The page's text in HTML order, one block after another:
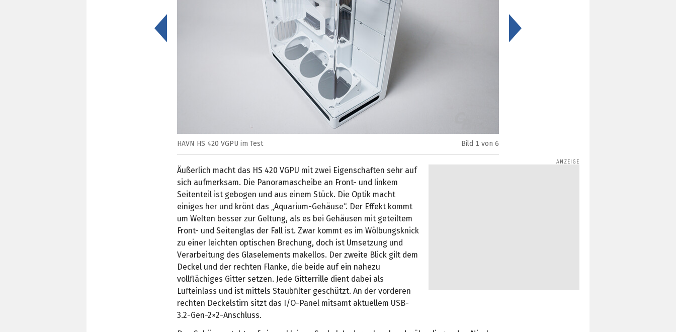
HAVN HS 420 VGPU im Test Bild 1 von 6
<
Äußerlich macht das HS 420 VGPU mit zwei Eigenschaften sehr auf
sich aufmerksam. Die Panoramascheibe an Front- und linkem
Seitenteil ist gebogen und aus einem Stück. Die Optik macht
einiges her und krönt das „Aquarium-Gehäuse“. Der Effekt kommt
um Welten besser zur Geltung, als es bei Gehäusen mit geteiltem
Front- und Seitenglas der Fall ist. Zwar kommt es im Wölbungsknick
zu einer leichten optischen Brechung, doch ist Umsetzung und
Verarbeitung des Glaselements makellos. Der zweite Blick gilt dem
Deckel und der rechten Flanke, die beide auf ein nahezu
vollflächiges Gitter setzen. Jede Gitterrille dient dabei als
Lufteinlass und ist mittels Staubfilter geschützt. An der vorderen
rechten Deckelstirn sitzt das I/O-Panel mitsamt aktuellem USB-
3.2-Gen-2×2-Anschluss.